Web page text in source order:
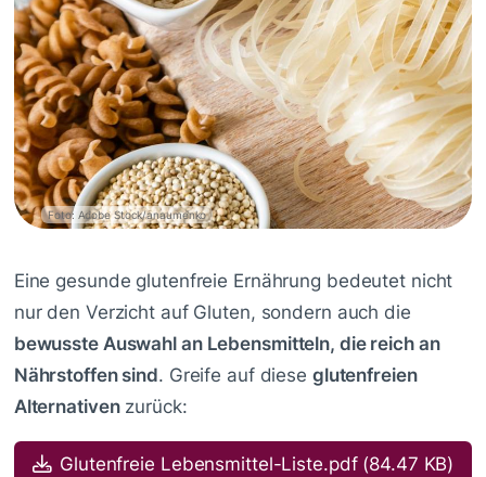
Foto: Adobe Stock/anaumenko
Eine gesunde glutenfreie Ernährung bedeutet nicht
nur den Verzicht auf Gluten, sondern auch die
bewusste Auswahl an Lebensmitteln, die reich an
Nährstoffen sind. Greife auf diese glutenfreien
Alternativenzurück:
Datei Glutenfreie Lebensmittel-Liste.pdf (84.47 KB)